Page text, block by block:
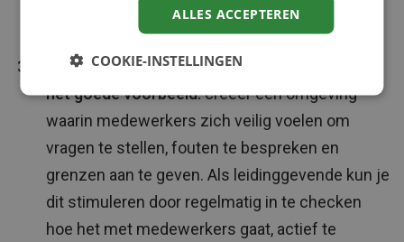
en bespreek kleine aanpassingen die direct
stress verminderen en veerkracht vergroten.
Creëer een sociaal veilige omgeving en geef
het goede voorbeeld:creëer een omgeving
waarin medewerkers zich veilig voelen om
vragen te stellen, fouten te bespreken en
grenzen aan te geven. Als leidinggevende kun je
dit stimuleren door regelmatig in te checken
hoe het met medewerkers gaat, actief te
ALLES ACCEPTEREN
COOKIE-INSTELLINGEN